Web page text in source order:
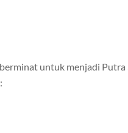
untuk menjadi